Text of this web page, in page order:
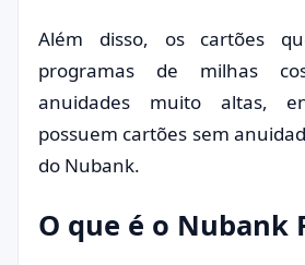
Além disso, os cartões
programas de milhas
anuidades muito altas,
possuem cartões sem
do Nubank.
O que é o Nubank